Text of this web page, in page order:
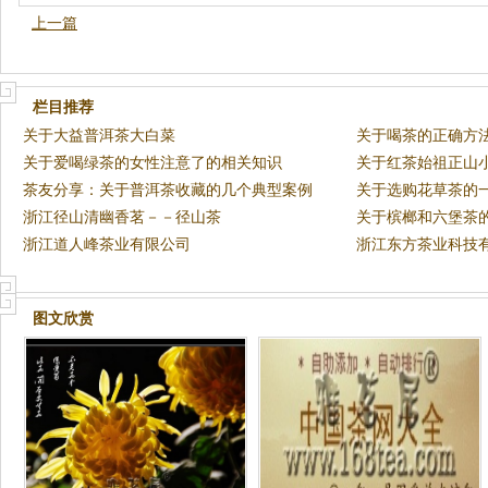
上一篇
栏目推荐
关于大益普洱茶大白菜
关于喝茶的正确方
关于爱喝绿茶的女性注意了的相关知识
关于红茶始祖正山
茶友分享：关于普洱茶收藏的几个典型案例
关于选购花草茶的
浙江径山清幽香茗－－径山茶
关于槟榔和六堡茶
浙江道人峰茶业有限公司
浙江东方茶业科技
图文欣赏